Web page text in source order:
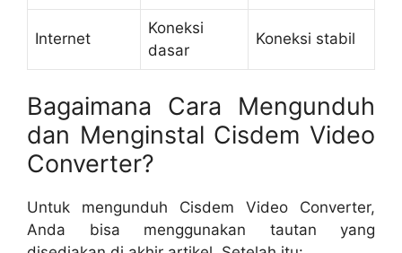
Internet
Koneksi
dasar
Koneksi stabil
Bagaimana Cara Mengunduh
dan Menginstal Cisdem Video
Converter?
Untuk mengunduh Cisdem Video Converter,
Anda bisa menggunakan tautan yang